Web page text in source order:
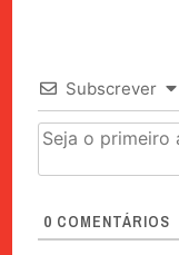
Subscrever
0 COMENTÁRIOS